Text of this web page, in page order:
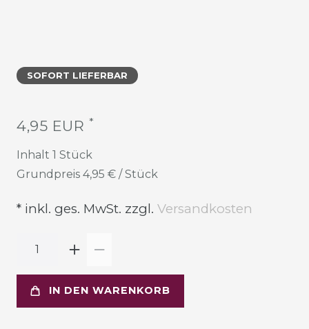
SOFORT LIEFERBAR
4,95 EUR *
Inhalt 1 Stück
Grundpreis 4,95 € / Stück
* inkl. ges. MwSt. zzgl. Versandkosten
IN DEN WARENKORB